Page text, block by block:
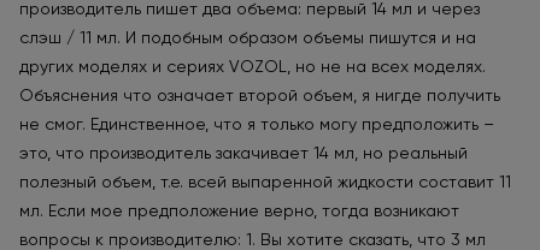
производитель пишет два объема: первый 14 мл и через
слэш / 11 мл. И подобным образом объемы пишутся и на
других моделях и сериях VOZOL, но не на всех моделях.
Объяснения что означает второй объем, я нигде получить
не смог. Единственное, что я только могу предположить –
это, что производитель закачивает 14 мл, но реальный
полезный объем, т.е. всей выпаренной жидкости составит 11
мл. Если мое предположение верно, тогда возникают
вопросы к производителю: 1. Вы хотите сказать, что 3 мл